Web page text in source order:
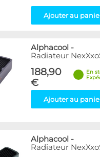
Ajouter au
Alphacool -
Radiateur
188,90
€
En
Ajouter au
Alphacool -
Radiateur